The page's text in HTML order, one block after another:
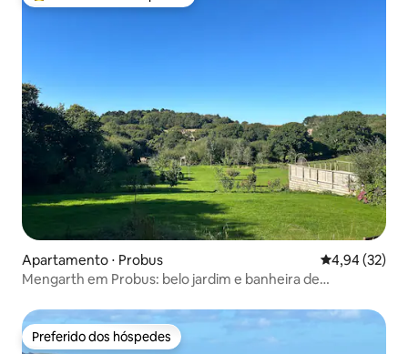
Apartamento ⋅ Probus 4,94 de uma
4,94 (32)
Mengarth em Probus: belo jardim e banheira de
Preferido dos hóspedes
Preferido dos hóspedes